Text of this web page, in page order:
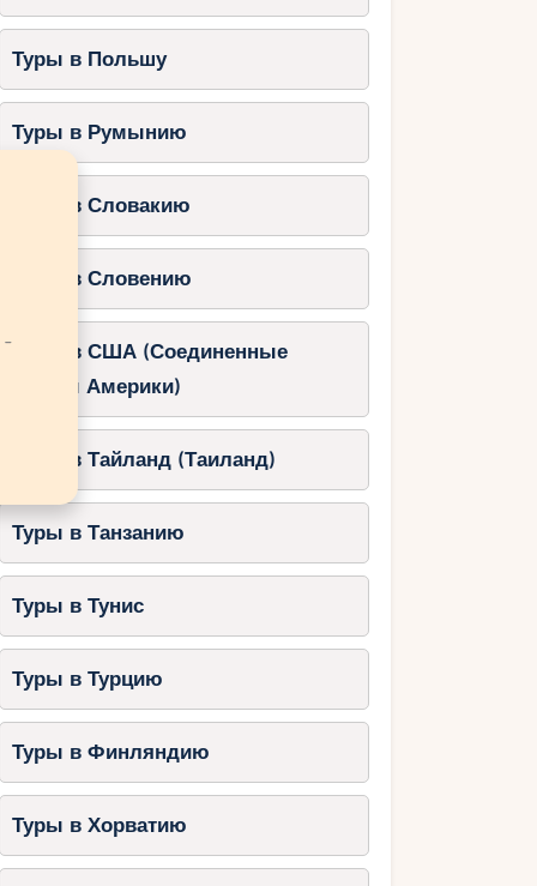
Туры в Польшу
Туры в Румынию
Туры в Словакию
Туры в Словению
Туры в США (Соединенные
Штаты Америки)
Туры в Тайланд (Таиланд)
Туры в Танзанию
Туры в Тунис
Туры в Турцию
Туры в Финляндию
Туры в Хорватию